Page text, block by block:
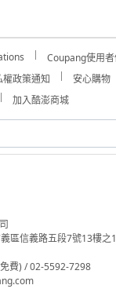
Coupang使用
政策通知 安心購物
加入酷澎商城
區信義路五段7號13樓之1
費) / 02-5592-7298